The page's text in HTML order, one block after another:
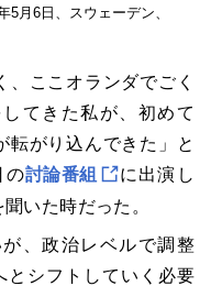
5月6日、スウェーデン、
ここオランダでごく
てきた私が、初めて
転がり込んできた」と
の討論番組
に出演し
いた時だった。
、政治レベルで調整
とシフトしていく必要